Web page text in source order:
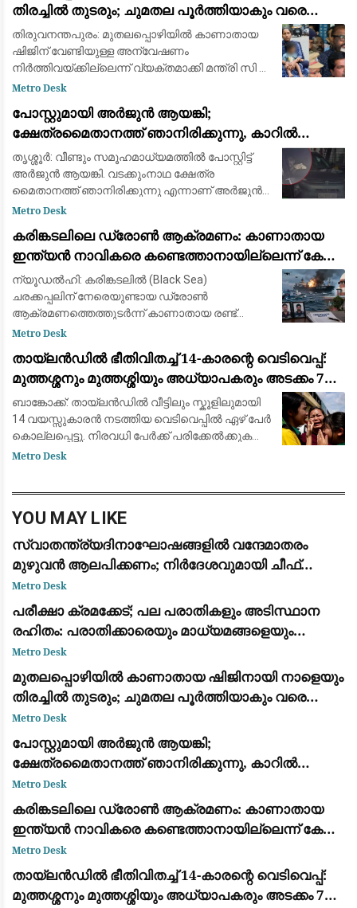
തിരച്ചിൽ തുടരും; ചുമതല പൂർത്തിയാകും വരെ
തീരത്തുണ്ടാകുമെന്ന് മന്ത്രി സി.പി. ജോൺ
തിരുവനന്തപുരം: മുതലപ്പൊഴിയില്‍ കാണാതായ
ഷിജിന് വേണ്ടിയുള്ള അന്വേഷണം
നിര്‍ത്തിവയ്ക്കില്ലെന്ന് വ്യക്തമാക്കി മന്ത്രി സി പി
ജോണ്‍. ഇത് സംബന്ധിച്ച വിവരങ്ങള്‍ കുടുംബത്തെ
Metro Desk
പോസ്റ്റുമായി അർജുൻ ആയങ്കി;
ക്ഷേത്രമൈതാനത്ത് ഞാനിരിക്കുന്നു, കാറിൽ
പാലിയേക്കര ടോൾ പ്ലാസ കടക്കുന്ന ദൃശ്യം
പുറത്ത്: സഹോദരനും ഭാര്യയും കസ്റ്റഡിയിൽ
തൃശ്ശൂർ: വീണ്ടും സമൂഹമാധ്യമത്തിൽ പോസ്റ്റിട്ട്
അർജുൻ ആയങ്കി. വടക്കുംനാഥ ക്ഷേത്ര
മൈതാനത്ത് ഞാനിരിക്കുന്നു എന്നാണ് അർജുൻ
ആയങ്കി സമൂഹമാധ്യമത്തിൽ പോസ്റ്റ്
കാറിൽ പാല
Metro Desk
കരിങ്കടലിലെ ഡ്രോൺ ആക്രമണം: കാണാതായ
ഇന്ത്യൻ നാവികരെ കണ്ടെത്താനായില്ലെന്ന് കേന്ദ്ര
സർക്കാർ
ന്യൂഡൽഹി: കരിങ്കടലിൽ (Black Sea)
ചരക്കപ്പലിന് നേരെയുണ്ടായ ഡ്രോൺ
ആക്രമണത്തെത്തുടർന്ന് കാണാതായ രണ്ട്
ഇന്ത്യൻ നാവികരെ കണ്ടെത്താൻ
കോടതിയെ അറിയിച്ചു. വിപുലമായ തിരച
Metro Desk
തായ്‌ലൻഡിൽ ഭീതിവിതച്ച് 14-കാരന്റെ വെടിവെപ്പ്:
മുത്തശ്ശനും മുത്തശ്ശിയും അധ്യാപകരും അടക്കം 7
പേർ കൊല്ലപ്പെട്ടു
ബാങ്കോക്ക്: തായ്‌ലൻഡിൽ വീട്ടിലും സ്കൂളിലുമായി
14 വയസ്സുകാരൻ നടത്തിയ വെടിവെപ്പിൽ ഏഴ് പേർ
കൊല്ലപ്പെട്ടു. നിരവധി പേർക്ക് പരിക്കേൽക്കുകയും
ചെയ്തു. വെള്ളിയാഴ്ച രാവിലെ ബാങ്കോക്കിന്
Metro Desk
YOU MAY LIKE
സ്വാതന്ത്ര്യദിനാഘോഷങ്ങളിൽ വന്ദേമാതരം
മുഴുവൻ ആലപിക്കണം; നിർദേശവുമായി ചീഫ്
സെക്രട്ടറി
Metro Desk
പരീക്ഷാ ക്രമക്കേട്; പല പരാതികളും അടിസ്ഥാന
രഹിതം: പരാതിക്കാരെയും മാധ്യമങ്ങളെയും
വിമര്‍ശിച്ച് പിഎസ്‌സി
Metro Desk
മുതലപ്പൊഴിയിൽ കാണാതായ ഷിജിനായി നാളെയും
തിരച്ചിൽ തുടരും; ചുമതല പൂർത്തിയാകും വരെ
തീരത്തുണ്ടാകുമെന്ന് മന്ത്രി സി.പി. ജോൺ
Metro Desk
പോസ്റ്റുമായി അർജുൻ ആയങ്കി;
ക്ഷേത്രമൈതാനത്ത് ഞാനിരിക്കുന്നു, കാറിൽ
പാലിയേക്കര ടോൾ പ്ലാസ കടക്കുന്ന ദൃശ്യം
പുറത്ത്: സഹോദരനും ഭാര്യയും കസ്റ്റഡിയിൽ
Metro Desk
കരിങ്കടലിലെ ഡ്രോൺ ആക്രമണം: കാണാതായ
ഇന്ത്യൻ നാവികരെ കണ്ടെത്താനായില്ലെന്ന് കേന്ദ്ര
സർക്കാർ
Metro Desk
തായ്‌ലൻഡിൽ ഭീതിവിതച്ച് 14-കാരന്റെ വെടിവെപ്പ്:
മുത്തശ്ശനും മുത്തശ്ശിയും അധ്യാപകരും അടക്കം 7